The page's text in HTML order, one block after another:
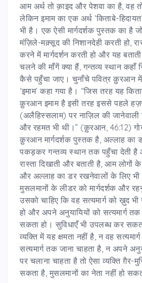
आम अर्थ तो क़ाइद और पेशवा का है, वह
लेकिन इमाम का एक अर्थ ‘किताबे-
भी है। एक ऐसी मार्गदर्शक पुस्तक का है जो
मंज़िले-मक़्सूद की निशानदेही करती हो,
करने में मार्गदर्शन करती हो और यह बताती
चलने की माँगें क्या हैं, गन्तव्य स्थान कहाँ
कैसे पहुँचा जाए। चुनाँचे पवित्र क़ुरआन में
‘इमाम’ कहा गया है। “जिस तरह यह
क़ुरआन इमाम है इसी तरह इससे पहले
(अलैहिस्सलाम) पर नाज़िल की जानेवाली
और रहमत भी थी।” (क़ुरआन, 46:12)
क़ुरआन मार्गदर्शक पुस्तक है, अल्लाह का
पकड़कर गन्तव्य स्थान तक पहुँचा देती है
रास्ता दिखाती और बताती है, आम लोगों के
और अल्लाह का डर रखनेवालों के लिए भी
मुसलमानों के लीडर को मार्गदर्शक और
उसको चाहिए कि वह सत्यमार्ग को ख़ुद
हो और अपने अनुयायियों को सत्यमार्ग
सकता हो। सुविधाएँ भी उपलब्ध कर
व्यक्ति में यह क्षमता नहीं है, न वह
सत्यमार्ग तक जाना चाहता है, न अपने
पर चलाना चाहता है तो ऐसा व्यक्ति ग़ैर-
सकता है, मुसलमानों का नेता नहीं हो